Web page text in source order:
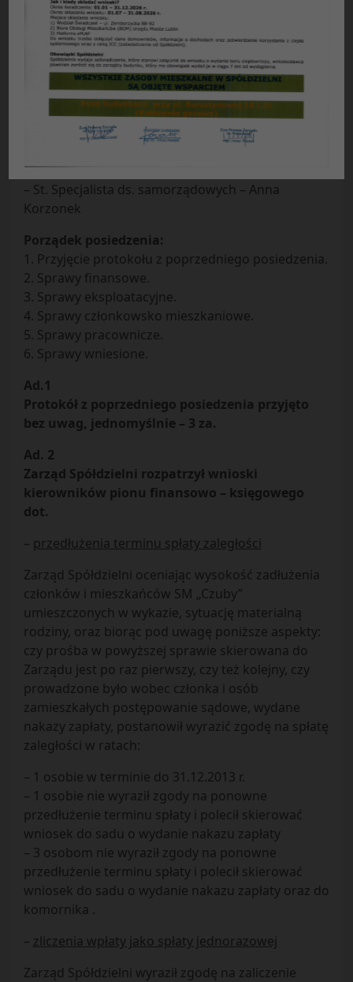
Protokół nr 2/2013
z posiedzenia Zarządu Spółdzielni
Mieszkaniowej „Czuby” w Lublinie
odbytego w dniu 08.01.2013 r.
Obecni:
– Prezes Zarządu – Ryszard Burski
– Zastępca prezesa ds. finansowych – Adam Ziółek
Zielińska
– St. Specjalista ds. samorządowych – Anna
Korzonek
Porządek posiedzenia:
1. Przyjęcie protokołu z poprzedniego posiedzenia.
2. Sprawy finansowe.
3. Sprawy eksploatacyjne.
4. Sprawy członkowsko mieszkaniowe.
5. Sprawy pracownicze.
6. Sprawy wniesione.
Ad.1
Protokół z poprzedniego posiedzenia przyjęto
bez uwag, jednomyślnie – 3 za.
Ad. 2
Zarząd Spółdzielni rozpatrzył wnioski
kierowników pionu finansowo – księgowego
dot.
– przedłużenia terminu spłaty zaległości
Zarząd Spółdzielni oceniając wysokość zadłużenia
członków i mieszkańców SM „Czuby”
umieszczonych w wykazie, sytuację materialną
rodziny, oraz biorąc pod uwagę poniższe aspekty:
czy prośba w powyższej sprawie skierowana do
Zarządu jest po raz pierwszy, czy też kolejny, czy
prowadzone było wobec członka i osób
zamieszkałych postępowanie sądowe, wydane
nakazy zapłaty, postanowił wyrazić zgodę na spłatę
zaległości w ratach:
– 1 osobie w terminie do 31.12.2013 r.
– 1 osobie nie wyraził zgody na ponowne
przedłużenie terminu spłaty i polecił skierować
wniosek do sadu o wydanie nakazu zapłaty
– 3 osobom nie wyraził zgody na ponowne
przedłużenie terminu spłaty i polecił skierować
wniosek do sadu o wydanie nakazu zapłaty oraz do
komornika .
– zliczenia wpłaty jako spłaty jednorazowej
Zarząd Spółdzielni wyraził zgodę na zaliczenie